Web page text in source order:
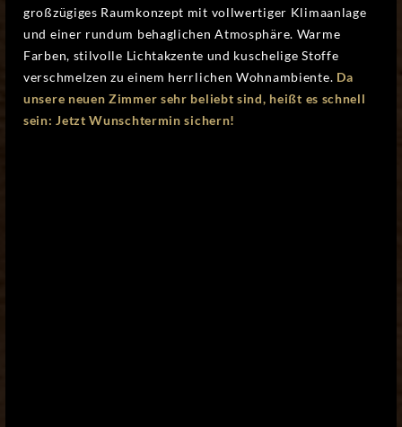
großzügiges Raumkonzept mit vollwertiger Klimaanlage
und einer rundum behaglichen Atmosphäre. Warme
Farben, stilvolle Lichtakzente und kuschelige Stoffe
verschmelzen zu einem herrlichen Wohnambiente. Da
unsere neuen Zimmer sehr beliebt sind, heißt es schnell
sein: Jetzt Wunschtermin sichern!